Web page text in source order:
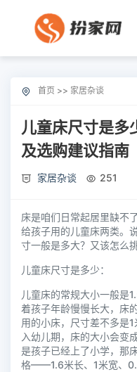
首页 >> 家居杂谈
儿童床尺寸是多
及选购建议指南
家居杂谈 251
床是咱们日常起居里缺不
给孩子用的儿童床两类。
寸一般是多大？又该怎么
儿童床尺寸是多少：
儿童床的常规大小一般是
着孩子年龄慢慢长大，床
用的小床，尺寸差不多是
入幼儿期，床的大小会变
是孩子已经上了小学，那
格——1.6米长、1米宽、